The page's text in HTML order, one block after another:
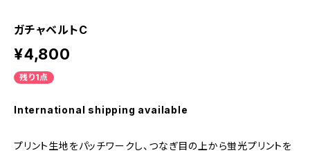
ガチャベルトC
¥4,800
残り1点
International shipping available
プリント生地をパッチワークし、つなぎ目の上から蛍光プリントを